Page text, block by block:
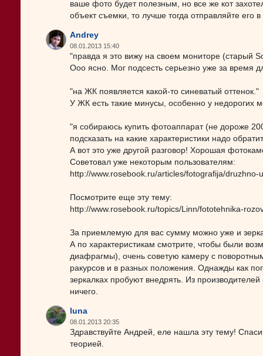
ваше фото будет полезным, но все же кот
объект съемки, то лучше тогда отправляйте его
Andrey
08.01.2013 15:40
"правда я это вижу на своем мониторе (старый
Ооо ясно. Мог подсесть серьезно уже за время
"на ЖК появляется какой-то синеватый оттенок."
У ЖК есть такие минусы, особенно у недорогих
"я собираюсь купить фотоаппарат (не дороже
подсказать на какие характеристики надо
А вот это уже другой разговор! Хорошая
Советовал уже некоторым пользователям:
http://www.rosebook.ru/articles/fotografija/druzhno-
Посмотрите еще эту тему:
http://www.rosebook.ru/topics/Linn/fototehnika-
За приемлемую для вас сумму можно уже и
А по характеристикам смотрите, чтобы были
диафрагмы), очень советую камеру с
ракурсов и в разных положения. Однажды как
зеркалках пробуют внедрять. Из
ничего.
luna
08.01.2013 20:35
Здравствуйте Андрей, еле нашла эту тему!
теорией.